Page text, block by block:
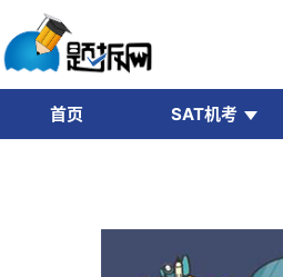
首页 SAT机考